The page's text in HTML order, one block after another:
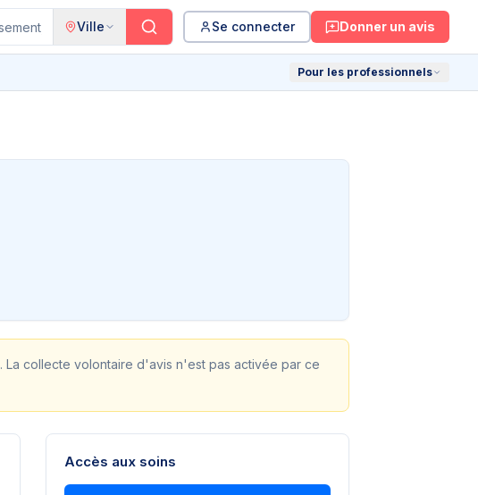
Ville Se connecter Donner un avis
Pour les professionnels
. La collecte volontaire d'avis n'est pas activée par ce
Accès aux soins